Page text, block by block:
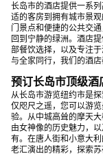
长岛市的酒店提供一系
适的客房到拥有城市景
门景点和便捷的公共交
回到宁静的绿洲。酒店
部餐饮选择，以及专注
与全家同行，我们的酒店
预订长岛市顶级酒
从长岛市游览纽约市是
仅咫尺之遥，您可以游
验。从中城高耸的摩天
由女神像的历史魅力，
有。在唐人街和小意大
老汇演出的精彩，探索